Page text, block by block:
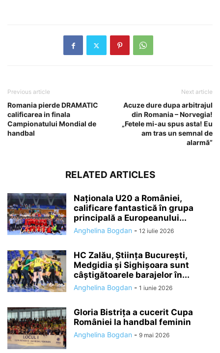
Previous article
Romania pierde DRAMATIC
calificarea in finala
Campionatului Mondial de
handbal
Next article
Acuze dure dupa arbitrajul
din Romania – Norvegia!
„Fetele mi-au spus asta! Eu
am tras un semnal de
alarmă”
RELATED ARTICLES
Naționala U20 a României,
calificare fantastică în grupa
principală a Europeanului...
Anghelina Bogdan - 12 iulie 2026
HC Zalău, Știința București,
Medgidia și Sighișoara sunt
câștigătoarele barajelor în...
Anghelina Bogdan - 1 iunie 2026
Gloria Bistrița a cucerit Cupa
României la handbal feminin
Anghelina Bogdan - 9 mai 2026